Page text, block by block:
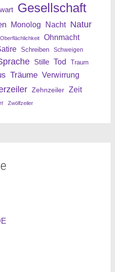
Gesellschaft
Monolog Nacht Natur
Oberflächlichkeit
Ohnmacht
Schreiben Schweigen
Stille Tod Traum
Träume Verwirrung
Zehnzeiler Zeit
Zwölfzeiler